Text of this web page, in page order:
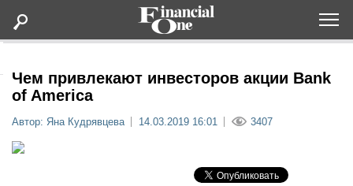
Статьи
Чем привлекают инвесторов акции Bank
of America
Автор: Яна Кудрявцева 14.03.2019 16:01 3407